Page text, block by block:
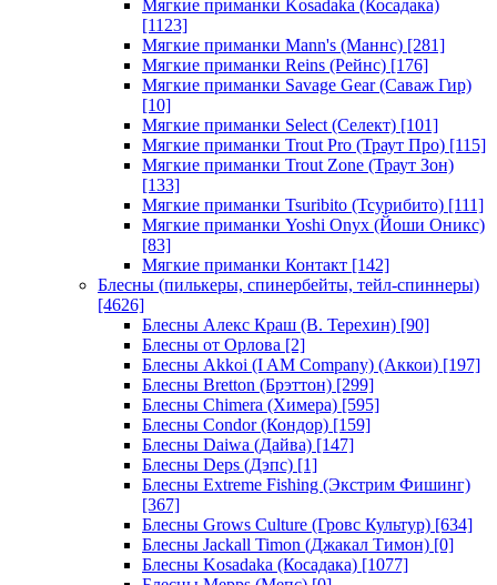
Мягкие приманки Kosadaka (Косадака)
[1123]
Мягкие приманки Mann's (Маннс) [281]
Мягкие приманки Reins (Рейнс) [176]
Мягкие приманки Savage Gear (Саваж Гир)
[10]
Мягкие приманки Select (Селект) [101]
Мягкие приманки Trout Pro (Траут Про) [115]
Мягкие приманки Trout Zone (Траут Зон)
[133]
Мягкие приманки Tsuribito (Тсурибито) [111]
Мягкие приманки Yoshi Onyx (Йоши Оникс)
[83]
Мягкие приманки Контакт [142]
Блесны (пилькеры, спинербейты, тейл-спиннеры)
[4626]
Блесны Алекс Краш (В. Терехин) [90]
Блесны от Орлова [2]
Блесны Akkoi (I AM Company) (Аккои) [197]
Блесны Bretton (Брэттон) [299]
Блесны Chimera (Химера) [595]
Блесны Condor (Кондор) [159]
Блесны Daiwa (Дайва) [147]
Блесны Deps (Дэпс) [1]
Блесны Extreme Fishing (Экстрим Фишинг)
[367]
Блесны Grows Culture (Гровс Культур) [634]
Блесны Jackall Timon (Джакал Тимон) [0]
Блесны Kosadaka (Косадака) [1077]